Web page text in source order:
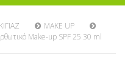
MAKE UP
Make-up SPF 25 30 ml